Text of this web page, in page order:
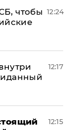
чтобы 12:24
12:17
12:15